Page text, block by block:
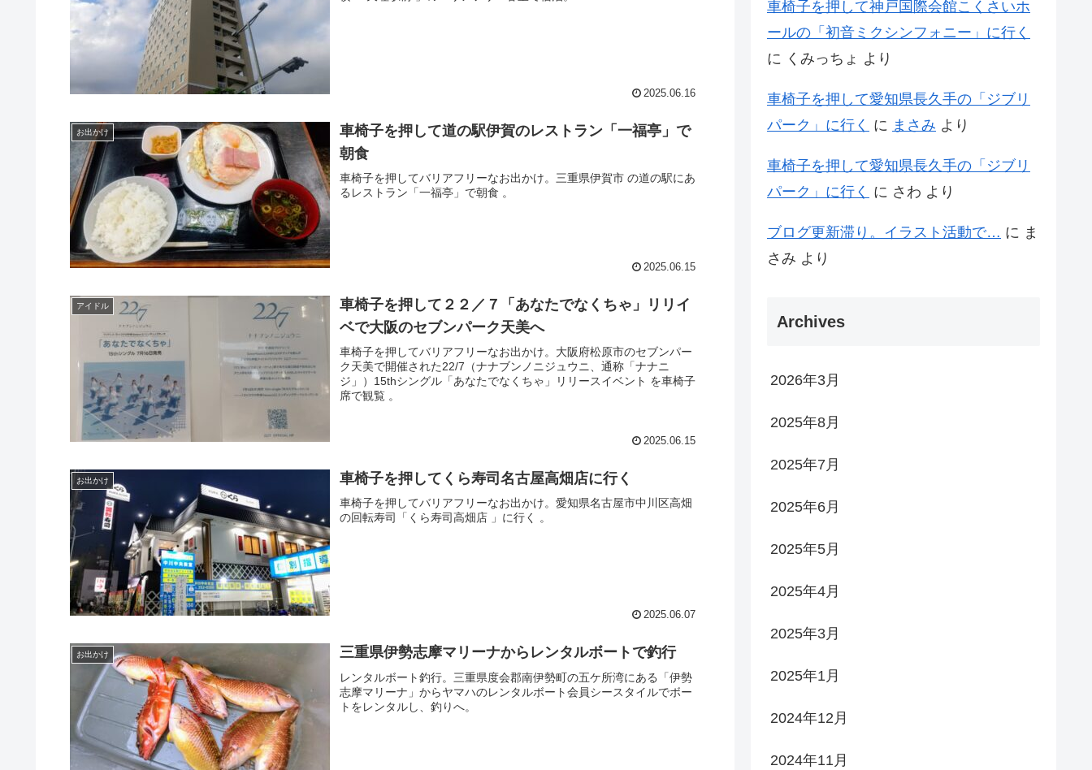
2025.06.16
お出かけ
車椅子を押して道の駅伊賀のレストラン「一福亭」で
朝食
車椅子を押してバリアフリーなお出かけ。三重県伊賀市 の道の駅にあ
るレストラン「一福亭」で朝食 。
2025.06.15
アイドル
車椅子を押して２２／７「あなたでなくちゃ」リリイ
ベで大阪のセブンパーク天美へ
車椅子を押してバリアフリーなお出かけ。大阪府松原市のセブンパー
ク天美で開催された22/7（ナナブンノニジュウニ、通称「ナナニ
ジ」）15thシングル「あなたでなくちゃ」リリースイベント を車椅子
席で観覧 。
2025.06.15
お出かけ 車椅子を押してくら寿司名古屋高畑店に行く
車椅子を押してバリアフリーなお出かけ。愛知県名古屋市中川区高畑
の回転寿司「くら寿司高畑店 」に行く 。
2025.06.07
お出かけ 三重県伊勢志摩マリーナからレンタルボートで釣行
レンタルボート釣行。三重県度会郡南伊勢町の五ケ所湾にある「伊勢
志摩マリーナ」からヤマハのレンタルボート会員シースタイルでボー
トをレンタルし、釣りへ。
車椅子を押して神戸国際会館こくさいホ
ールの「初音ミクシンフォニー」に行く
に くみっちょ より
車椅子を押して愛知県長久手の「ジブリ
パーク」に行く に まさみ より
車椅子を押して愛知県長久手の「ジブリ
パーク」に行く に さわ より
ブログ更新滞り。イラスト活動で… に ま
さみ より
Archives
2026年3月
2025年8月
2025年7月
2025年6月
2025年5月
2025年4月
2025年3月
2025年1月
2024年12月
2024年11月